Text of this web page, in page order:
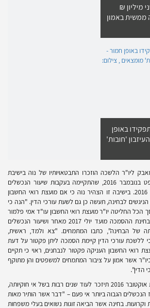
מיליון ₪
ממשית באמון
באופן
'חובות'
ליו"ר הלשכה הוזכרו התבטאויותיו של נוה בישיבת
ועדת החוקה, חוק ומשפט בנובמבר 2016, שהתקיימה בעקבות שיעור הנכשלים
החריג בבחינת אוקטובר 2016. בישיבה זו הצהיר נוה כי אם מועצת רואי החשבון
לבחינה, תעשה כן גם לשעת עורכי הדין. "הנה כי
הכל החליטה יו"ר מועצת רואי החשבון עו"ד אמי פלמור
ליתן פקטור משמעותי בבחינת ההסמכה מועד יולי 2017 מאחר ושיעור הנכשלים
של הבחינה", כתבו המתמחים. "צא ולמד, ראשית,
ללשכת עורכי הדין קיימת הסמכה ליתן פקטור על דעת
רואי החשבון העניקה פקטור לנבחנים, ראוי כי תקיים
אשר אמון על ציבור המתמחים למשפטים והן מתוקף
הדין".
המתמחים ציינו כי בחינת אוקטובר 2016 תיזכר לעוד שנים רבות בשל אי חוקיותה,
הנכשלים הגבוה ביותר אי פעם – "דבר אשר הותיר מאות
בחינה אשר הביאה זוגות נשואים בעלי משפחות